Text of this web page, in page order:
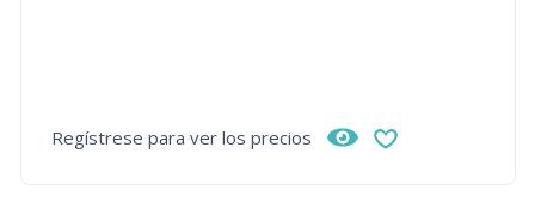
Regístrese para ver los precios